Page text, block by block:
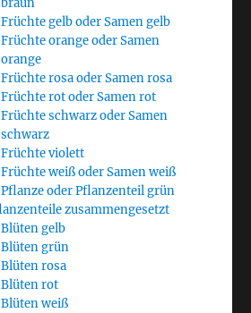
braun
Früchte gelb oder Samen gelb
Früchte orange oder Samen
orange
Früchte rosa oder Samen rosa
Früchte rot oder Samen rot
Früchte schwarz oder Samen
schwarz
Früchte violett
Früchte weiß oder Samen weiß
Pflanze oder Pflanzenteil grün
zusammengesetzt
Blüten gelb
Blüten grün
Blüten rosa
Blüten rot
Blüten weiß